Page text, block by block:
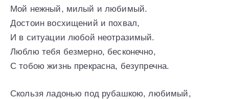
Мой нежный, милый и любимый.
Достоин восхищений и похвал,
И в ситуации любой неотразимый.
Люблю тебя безмерно, бесконечно,
С тобою жизнь прекрасна, безупречна.
Скользя ладонью под рубашкою, любимый,